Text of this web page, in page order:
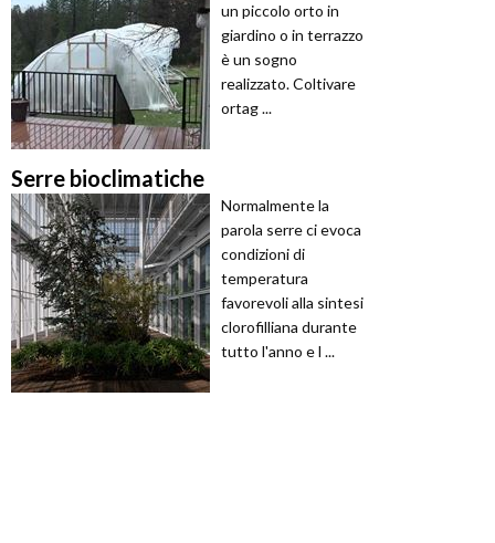
un piccolo orto in
giardino o in terrazzo
è un sogno
realizzato. Coltivare
ortag ...
Serre bioclimatiche
Normalmente la
parola serre ci evoca
condizioni di
temperatura
favorevoli alla sintesi
clorofilliana durante
tutto l'anno e l ...